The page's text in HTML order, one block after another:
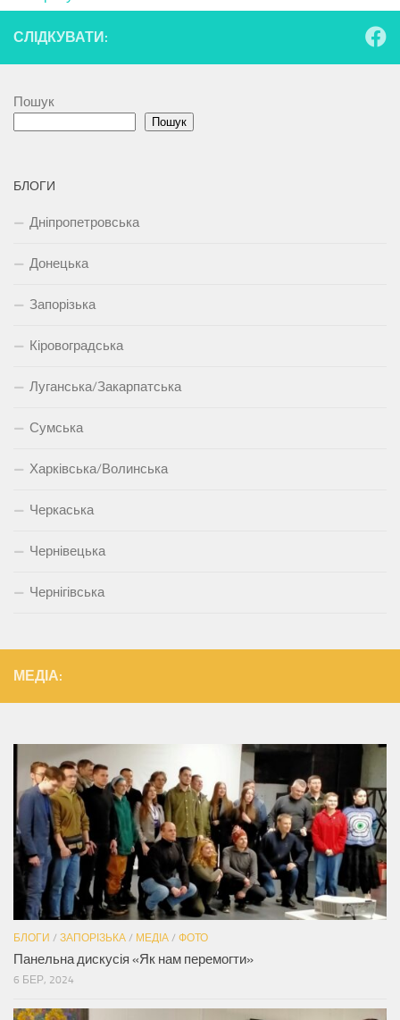
СЛІДКУВАТИ:
Пошук
Пошук
БЛОГИ
Дніпропетровська
Донецька
Запорізька
Кіровоградська
Луганська/Закарпатська
Сумська
Харківська/Волинська
Черкаська
Чернівецька
Чернігівська
МЕДІА:
БЛОГИ / ЗАПОРІЗЬКА / МЕДІА / ФОТО
Панельна дискусія «Як нам перемогти»
6 БЕР, 2024